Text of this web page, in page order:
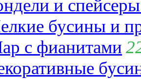
и
бусины и
с фианитами